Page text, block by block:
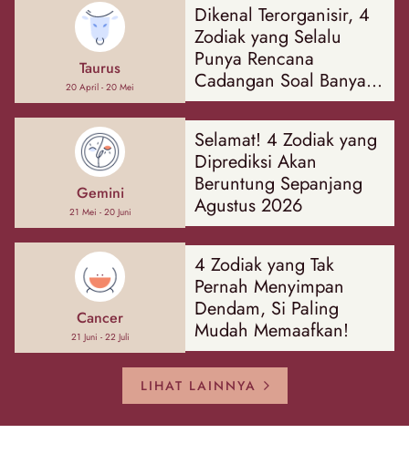
Taurus
20 April - 20 Mei
Dikenal Terorganisir, 4
Zodiak yang Selalu
Punya Rencana
Cadangan Soal Banyak
Hal
Gemini
21 Mei - 20 Juni
Selamat! 4 Zodiak yang
Diprediksi Akan
Beruntung Sepanjang
Agustus 2026
Cancer
21 Juni - 22 Juli
4 Zodiak yang Tak
Pernah Menyimpan
Dendam, Si Paling
Mudah Memaafkan!
LIHAT LAINNYA